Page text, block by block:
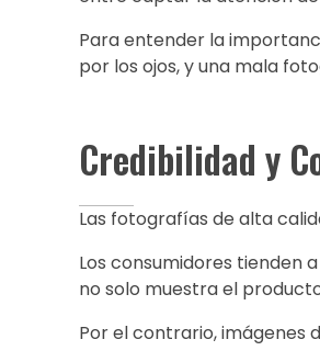
Para entender la
por los ojos, y una mala
Credibilidad y
Las fotografías de alta
Los consumidores tienden
no solo muestra el
Por el contrario, imágenes